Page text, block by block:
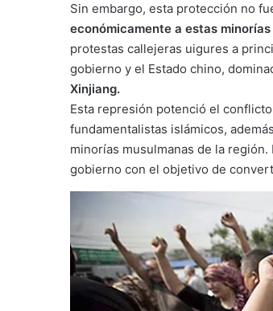
Sin embargo, esta protección no
económicamente a estas
protestas callejeras uigures a
gobierno y el Estado chino,
Xinjiang.
Esta represión potenció el
fundamentalistas islámicos,
minorías musulmanas de la
gobierno con el objetivo de